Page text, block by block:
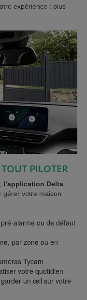
expérience : plus
PILOTER
l’application Delta
gérer votre maison
alarme ou de défaut
par zone ou en
Tycam
votre quotidien
un œil sur votre